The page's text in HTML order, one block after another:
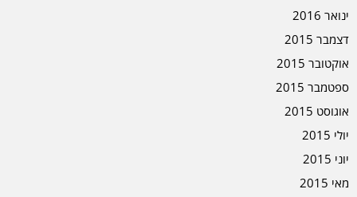
ינואר 2016
דצמבר 2015
אוקטובר 2015
ספטמבר 2015
אוגוסט 2015
יולי 2015
יוני 2015
מאי 2015